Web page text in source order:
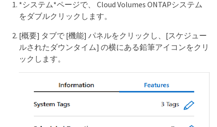
*システム*ページで、 Cloud Volumes ONTAPシステム
をダブルクリックします。
[概要] タブで [機能] パネルをクリックし、[スケジュー
ルされたダウンタイム] の横にある鉛筆アイコンをクリ
ックします。